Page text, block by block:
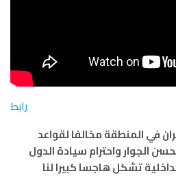
رابط
في المنطقة مخالفا لقواعد
الجوار واحترام سيادة الدول
تشكل هاجسا كبيرا لنا